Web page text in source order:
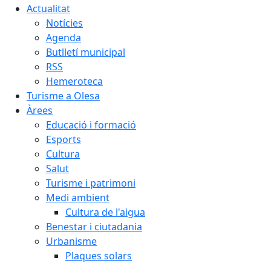
Actualitat
Notícies
Agenda
Butlletí municipal
RSS
Hemeroteca
Turisme a Olesa
Àrees
Educació i formació
Esports
Cultura
Salut
Turisme i patrimoni
Medi ambient
Cultura de l'aigua
Benestar i ciutadania
Urbanisme
Plaques solars